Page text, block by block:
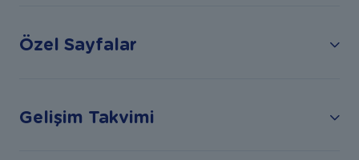
Özel Sayfalar
Gelişim Takvimi